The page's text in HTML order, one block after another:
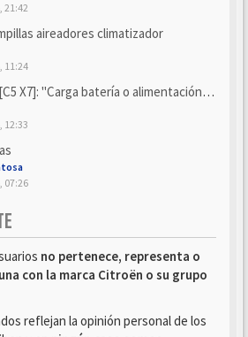
21:42
aireadores climatizador
11:24
X7]: "Carga batería o alimentación eléctri...
12:33
07:26
no pertenece, representa o
con la marca Citroën o su grupo
reflejan la opinión personal de los